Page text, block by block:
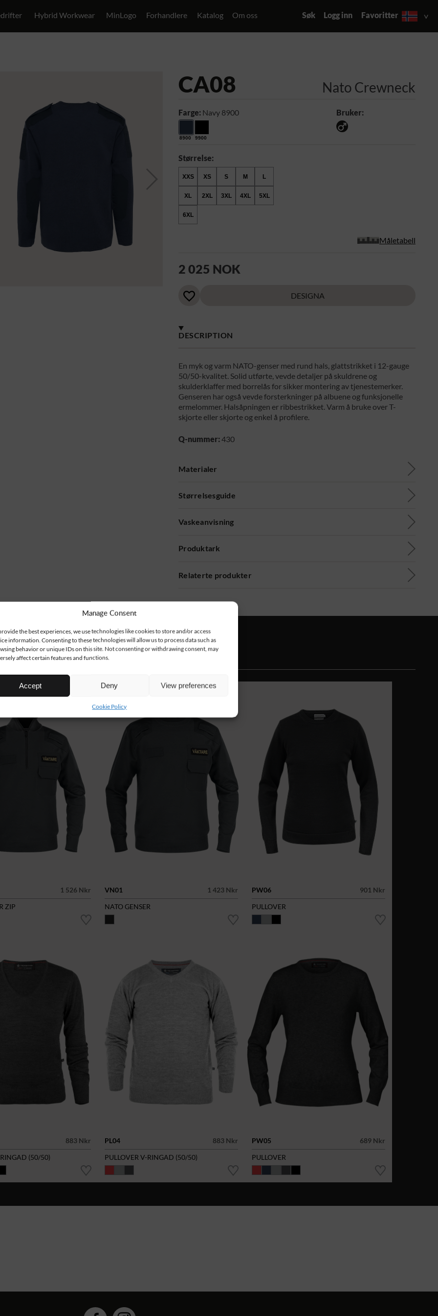
Manage Consent
the best experiences, we use technologies like cookies to store and/or access
information. Consenting to these technologies will allow us to process data such as
behavior or unique IDs on this site. Not consenting or withdrawing consent, may
affect certain features and functions.
Accept Deny View preferences
Cookie Policy
Hybrid Workwear MinLogo Forhandlere Katalog Om oss Søk Logg inn Favoritter
CA08 Nato Crewneck
Farge: Navy 8900
8900 9900
Bruker:
Størrelse:
XXS XS S M L
XL 2XL 3XL 4XL 5XL
6XL
Måletabell
2 025 NOK
DESIGNA
DESCRIPTION
En myk og varm NATO-genser med rund hals, glattstrikket i 12-gauge
50/50-kvalitet. Solid utførte, vevde detaljer på skuldrene og
skulderklaffer med borrelås for sikker montering av tjenestemerker.
Genseren har også vevde forsterkninger på albuene og funksjonelle
ermelommer. Halsåpningen er ribbestrikket. Varm å bruke over T-
skjorte eller skjorte og enkel å profilere.
Q-nummer:430
Materialer
Størrelsesguide
Vaskeanvisning
Produktark
Relaterte produkter
1 526 Nkr
ZIP
VN01
1 423 Nkr
NATO GENSER
PW06
901 Nkr
PULLOVER
883 Nkr
(50/50)
PL04
883 Nkr
PULLOVER V-RINGAD (50/50)
PW05
689 Nkr
PULLOVER